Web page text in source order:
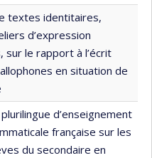
textes identitaires,
d’expression
sur le rapport à l’écrit
en situation de
d’enseignement
française sur les
du secondaire en